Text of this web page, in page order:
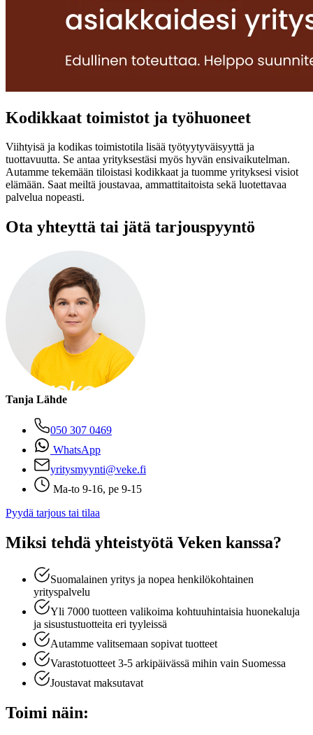
Kodikkaat toimistot ja työhuoneet
Viihtyisä ja kodikas toimistotila lisää työtyytyväisyyttä ja
tuottavuutta. Se antaa yrityksestäsi myös hyvän ensivaikutelman.
Autamme tekemään tiloistasi kodikkaat ja tuomme yrityksesi visiot
elämään. Saat meiltä joustavaa, ammattitaitoista sekä luotettavaa
palvelua nopeasti.
Ota yhteyttä tai jätä tarjouspyyntö
Tanja Lähde
050 307 0469
WhatsApp
yritysmyynti@veke.fi
Ma-to 9-16, pe 9-15
Pyydä tarjous tai tilaa
Miksi tehdä yhteistyötä Veken kanssa?
Suomalainen yritys ja nopea henkilökohtainen
yrityspalvelu
Yli 7000 tuotteen valikoima kohtuuhintaisia huonekaluja
ja sisustustuotteita eri tyyleissä
Autamme valitsemaan sopivat tuotteet
Varastotuotteet 3-5 arkipäivässä mihin vain Suomessa
Joustavat maksutavat
Toimi näin: